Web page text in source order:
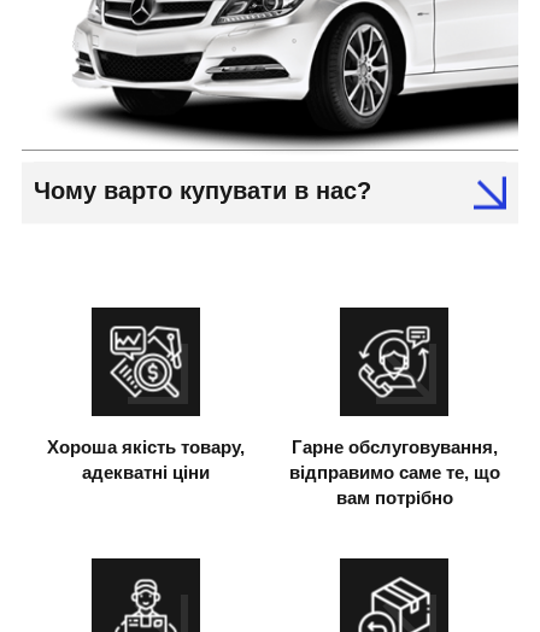
Чому варто купувати в нас?
Хороша якість товару,
адекватні ціни
Гарне обслуговування,
відправимо саме те, що
вам потрібно